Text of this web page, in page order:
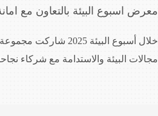
معرض اسبوع البيئة بالتعاون مع
خلال أسبوع البيئة
مجالات البيئة والاستدامة مع شركاء